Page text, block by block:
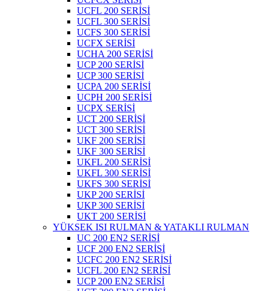
UCFL 200 SERİSİ
UCFL 300 SERİSİ
UCFS 300 SERİSİ
UCFX SERİSİ
UCHA 200 SERİSİ
UCP 200 SERİSİ
UCP 300 SERİSİ
UCPA 200 SERİSİ
UCPH 200 SERİSİ
UCPX SERİSİ
UCT 200 SERİSİ
UCT 300 SERİSİ
UKF 200 SERİSİ
UKF 300 SERİSİ
UKFL 200 SERİSİ
UKFL 300 SERİSİ
UKFS 300 SERİSİ
UKP 200 SERİSİ
UKP 300 SERİSİ
UKT 200 SERİSİ
YÜKSEK ISI RULMAN & YATAKLI RULMAN
UC 200 EN2 SERİSİ
UCF 200 EN2 SERİSİ
UCFC 200 EN2 SERİSİ
UCFL 200 EN2 SERİSİ
UCP 200 EN2 SERİSİ